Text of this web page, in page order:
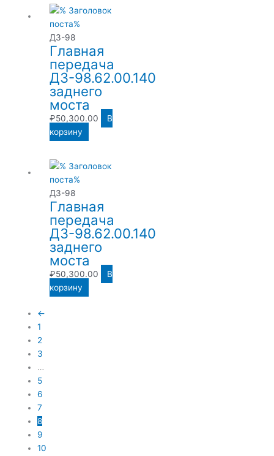
ДЗ-98
Главная
передача
ДЗ-98.62.00.140
заднего
моста
₽50,300.00
В
корзину
ДЗ-98
Главная
передача
ДЗ-98.62.00.140
заднего
моста
₽50,300.00
В
корзину
←
1
2
3
…
5
6
7
8
9
10